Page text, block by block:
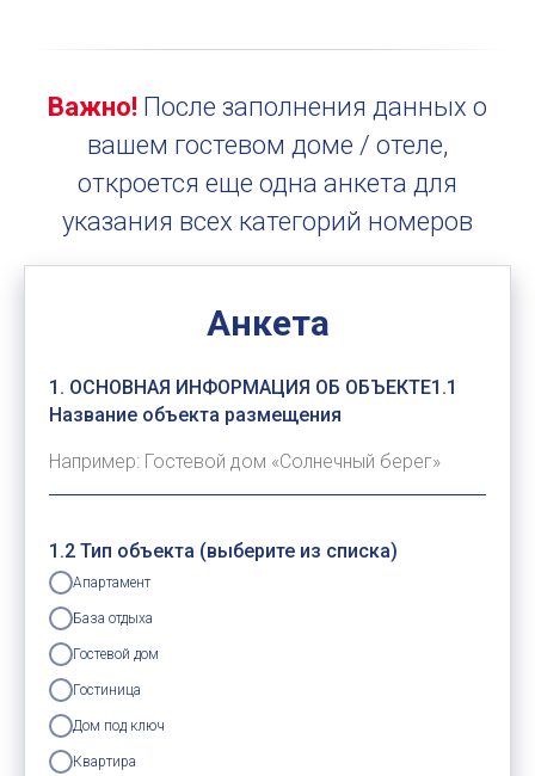
Важно! После заполнения данных о
вашем гостевом доме / отеле,
откроется еще одна анкета для
указания всех категорий номеров
Анкета
1. ОСНОВНАЯ ИНФОРМАЦИЯ ОБ ОБЪЕКТЕ1.1
Название объекта размещения
1.2 Тип объекта (выберите из списка)
Апартамент
База отдыха
Гостевой дом
Гостиница
Дом под ключ
Квартира